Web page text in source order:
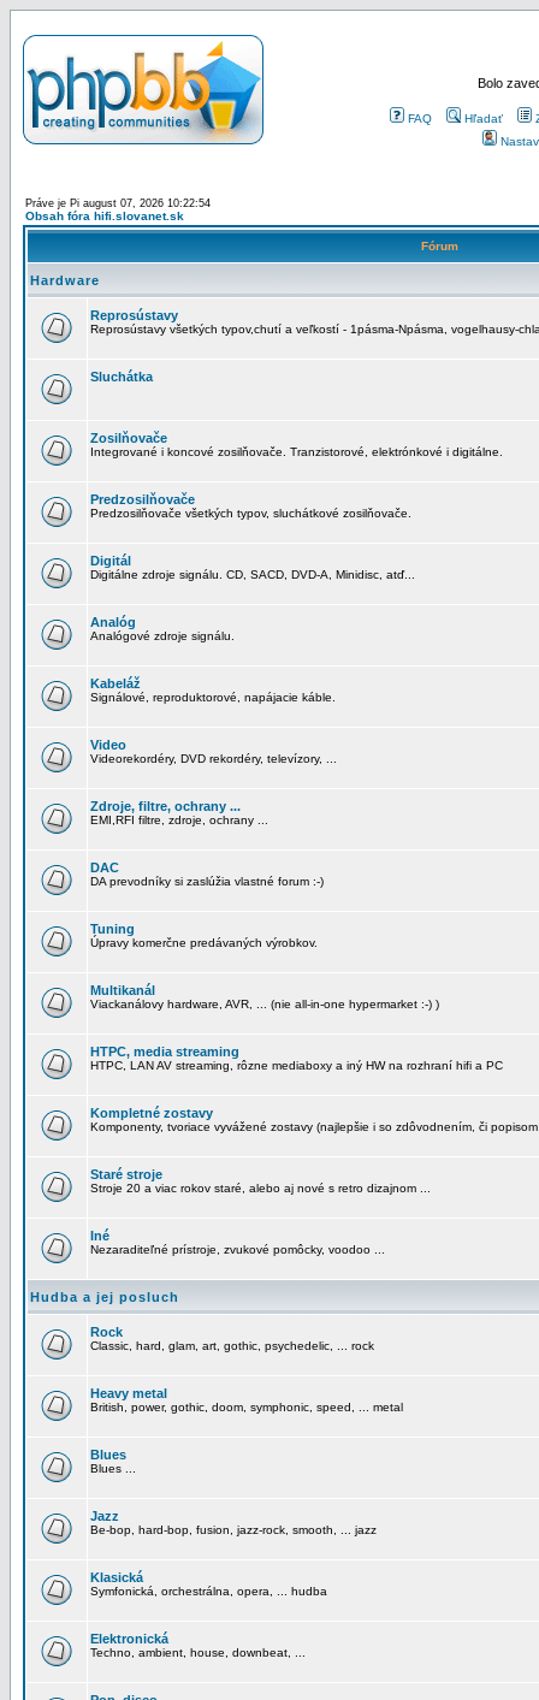
Bolo
FAQ Hľadať
Práve je Pi august 07, 2026 10:22:54
Obsah fóra hifi.slovanet.sk
Fórum
Hardware
Reprosústavy
Reprosústavy všetkých typov,chutí a veľkostí - 1pásma-Npásma, vogelhausy-
Sluchátka
Zosilňovače
Integrované i koncové zosilňovače. Tranzistorové, elektrónkové i digitálne.
Predzosilňovače
Predzosilňovače všetkých typov, sluchátkové zosilňovače.
Digitál
Digitálne zdroje signálu. CD, SACD, DVD-A, Minidisc, atď...
Analóg
Analógové zdroje signálu.
Kabeláž
Signálové, reproduktorové, napájacie káble.
Video
Videorekordéry, DVD rekordéry, televízory, ...
Zdroje, filtre, ochrany ...
EMI,RFI filtre, zdroje, ochrany ...
DAC
DA prevodníky si zaslúžia vlastné forum :-)
Tuning
Úpravy komerčne predávaných výrobkov.
Multikanál
Viackanálovy hardware, AVR, ... (nie all-in-one hypermarket :-) )
HTPC, media streaming
HTPC, LAN AV streaming, rôzne mediaboxy a iný HW na rozhraní hifi a PC
Kompletné zostavy
Komponenty, tvoriace vyvážené zostavy (najlepšie i so zdôvodnením, či
Staré stroje
Stroje 20 a viac rokov staré, alebo aj nové s retro dizajnom ...
Iné
Nezaraditeľné prístroje, zvukové pomôcky, voodoo ...
Hudba a jej posluch
Rock
Classic, hard, glam, art, gothic, psychedelic, ... rock
Heavy metal
British, power, gothic, doom, symphonic, speed, ... metal
Blues
Blues ...
Jazz
Be-bop, hard-bop, fusion, jazz-rock, smooth, ... jazz
Klasická
Symfonická, orchestrálna, opera, ... hudba
Elektronická
Techno, ambient, house, downbeat, ...